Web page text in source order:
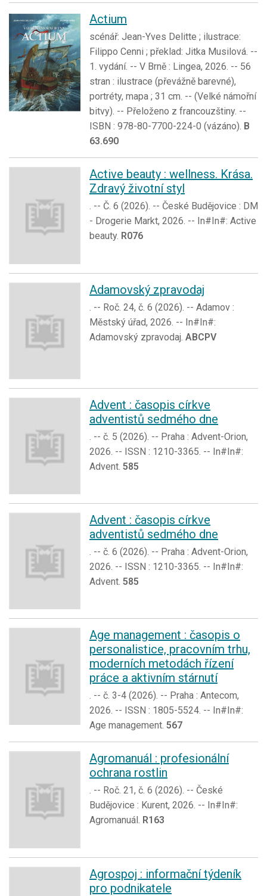
Actium
scénář: Jean-Yves Delitte ; ilustrace:
Filippo Cenni ; překlad: Jitka Musilová. --
1. vydání. -- V Brně : Lingea, 2026. -- 56
stran : ilustrace (převážně barevné),
portréty, mapa ; 31 cm. -- (Velké námořní
bitvy). -- Přeloženo z francouzštiny. --
ISBN : 978-80-7700-224-0 (vázáno). B
63.690
Active beauty : wellness. Krása.
Zdravý životní styl
. -- Č. 6 (2026). -- České Budějovice : DM
- Drogerie Markt, 2026. -- In#In#: Active
beauty. R076
Adamovský zpravodaj
. -- Roč. 24, č. 6 (2026). -- Adamov :
Městský úřad, 2026. -- In#In#:
Adamovský zpravodaj. ABCPV
Advent : časopis církve
adventistů sedmého dne
. -- č. 5 (2026). -- Praha : Advent-Orion,
2026. -- ISSN : 1210-3365. -- In#In#:
Advent. 585
Advent : časopis církve
adventistů sedmého dne
. -- č. 6 (2026). -- Praha : Advent-Orion,
2026. -- ISSN : 1210-3365. -- In#In#:
Advent. 585
Age management : časopis o
personalistice, pracovním trhu,
moderních metodách řízení
práce a aktivním stárnutí
. -- č. 3-4 (2026). -- Praha : Antecom,
2026. -- ISSN : 1805-5524. -- In#In#:
Age management. 567
Agromanuál : profesionální
ochrana rostlin
. -- Roč. 21, č. 6 (2026). -- České
Budějovice : Kurent, 2026. -- In#In#:
Agromanuál. R163
Agrospoj : informační týdeník
pro podnikatele